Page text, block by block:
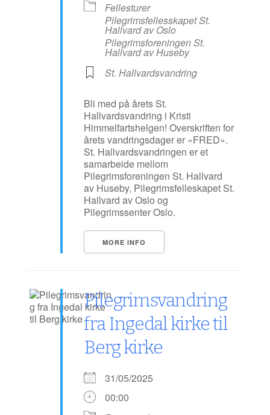
Fellesturer
Pilegrimsfellesskapet St.
Hallvard av Oslo
Pilegrimsforeningen St.
Hallvard av Huseby
St. Hallvardsvandring
Bli med på årets St.
Hallvardsvandring i Kristi
Himmelfartshelgen! Overskriften for
årets vandringsdager er «FRED».
St. Hallvardsvandringen er et
samarbeide mellom
Pilegrimsforeningen St. Hallvard
av Huseby, Pilegrimsfelleskapet St.
Hallvard av Oslo og
Pilegrimssenter Oslo.
MORE INFO
Pilegrimsvandring
fra Ingedal kirke til
Berg kirke
31/05/2025
00:00